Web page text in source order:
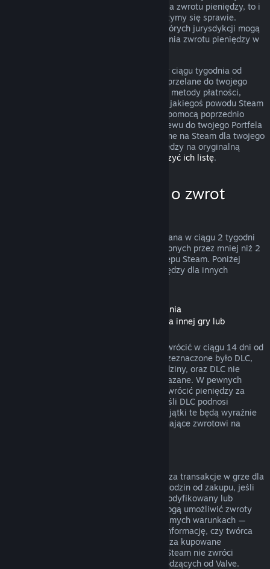
przypadek nie podlega zasadom uzyskania zwrotu pieniędzy, to i
tak możesz o niego poprosić, a my przyjrzymy się sprawie.
Konsumenci zamieszkujący obszary niektórych jurysdykcji mogą
mieć dodatkowe prawa dotyczące uzyskania zwrotu pieniędzy w
Zwrócimy ci całkowitą kwotę pieniężną w ciągu tygodnia od
zatwierdzenia zwrotu. Pieniądze zostaną przelane do twojego
Portfela Steam lub przy pomocy tej samej metody płatności,
której użyto do dokonania zakupu. Jeśli z jakiegoś powodu Steam
nie będzie w stanie zwrócić pieniędzy za pomocą poprzednio
użytej metody płatności, dokonamy przelewu do twojego Portfela
Steam. Niektóre metody płatności dostępne na Steam dla twojego
kraju mogą nie wspierać zwracania pieniędzy na oryginalną
Kliknij tutaj, aby zobaczyć ich listę.
Kiedy można poprosić o zwrot
Oferta zwrotu pieniędzy na Steam, dokonana w ciągu 2 tygodni
od daty zakupu i dla produktów uruchomionych przez mniej niż 2
godziny, dotyczy gier i programów ze Sklepu Steam. Poniżej
znajduje się opis działania zwrotów pieniędzy dla innych
Zwroty pieniędzy dla zawartości do pobrania
(zawartości ze Sklepu Steam dostępnej dla innej gry lub
DLC zakupione w Sklepie Steam można zwrócić w ciągu 14 dni od
daty zakupu, jeśli produkt, dla którego przeznaczone było DLC,
był uruchamiany przez mniej niż dwie godziny, oraz DLC nie
zostało zużyte, zmodyfikowane lub przekazane. W pewnych
przypadkach Steam nie będzie w stanie zwrócić pieniędzy za
niektóre DLC firm trzecich (na przykład jeśli DLC podnosi
nieodwracalnie poziom postaci z gry). Wyjątki te będą wyraźnie
oznaczone przed zakupem jako niepodlegające zwrotowi na
Steam będzie w stanie zwrócić pieniądze za transakcje w grze dla
wszystkich tytułów od Valve w ciągu 48 godzin od zakupu, jeśli
zakupiony przedmiot nie został użyty, zmodyfikowany lub
wymieniony. Twórcy innych produktów mogą umożliwić zwroty
pieniędzy za transakcje w grze na tych samych warunkach —
przed dokonaniem transakcji otrzymasz informację, czy twórca
gry umożliwił żądania zwrotów pieniędzy za kupowane
przedmioty. W pozostałych przypadkach Steam nie zwróci
pieniędzy za transakcje w grach niepochodzących od Valve.